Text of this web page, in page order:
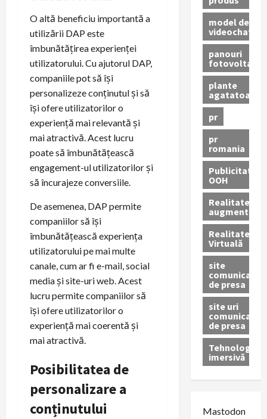
O altă beneficiu importantă a
utilizării DAP este
îmbunătățirea experienței
utilizatorului. Cu ajutorul DAP,
companiile pot să își
personalizeze conținutul și să
își ofere utilizatorilor o
experiență mai relevantă și
mai atractivă. Acest lucru
poate să îmbunătățească
engagement-ul utilizatorilor și
să încurajeze conversiile.
De asemenea, DAP permite
companiilor să își
îmbunătățească experiența
utilizatorului pe mai multe
canale, cum ar fi e-mail, social
media și site-uri web. Acest
lucru permite companiilor să
își ofere utilizatorilor o
experiență mai coerentă și
mai atractivă.
Posibilitatea de
personalizare a
conținutului
model de
videochat
panouri
fotovoltaice
plante
agatatoare
pr
pr
romania
Publicitate
OOH
Realitatea
augmentată
Realitatea
Virtuală
site
comunicate
de presa
site uri
comunicate
de presa
Tehnologie
imersivă
Mastodon